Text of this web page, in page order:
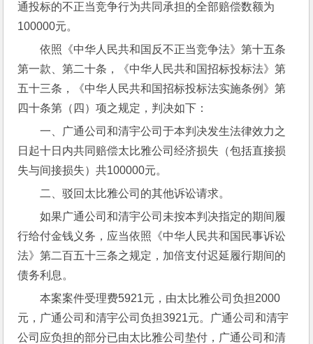
通投标的不正当竞争行为共同承担的全部赔偿数额为
100000元。
依照《中华人民共和国反不正当竞争法》第十五条
第一款、第二十条，《中华人民共和国招标投标法》第
五十三条，《中华人民共和国招标投标法实施条例》第
四十条第（四）项之规定，判决如下：
一、广通公司和清宇公司于本判决发生法律效力之
日起十日内共同赔偿太比雅公司经济损失（包括直接损
失与间接损失）共100000元。
二、驳回太比雅公司的其他诉讼请求。
如果广通公司和清宇公司未按本判决指定的期间履
行给付金钱义务，应当依照《中华人民共和国民事诉讼
法》第二百五十三条之规定，加倍支付迟延履行期间的
债务利息。
本案案件受理费5921元，由太比雅公司负担2000
元，广通公司和清宇公司负担3921元。广通公司和清宇
公司应负担的部分已由太比雅公司垫付，广通公司和清